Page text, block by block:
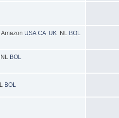
Amazon USA CA UK NL BOL
NL BOL
BOL